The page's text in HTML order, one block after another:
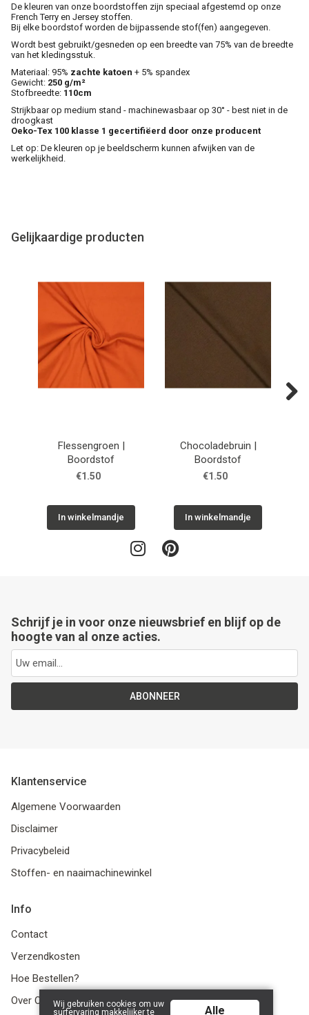
De kleuren van onze boordstoffen zijn speciaal afgestemd op onze
French Terry en Jersey stoffen.
Bij elke boordstof worden de bijpassende stof(fen) aangegeven.
Wordt best gebruikt/gesneden op een breedte van 75% van de breedte
van het kledingsstuk.
Materiaal: 95% zachte katoen + 5% spandex
Gewicht: 250 g/m²
Stofbreedte: 110cm
Strijkbaar op medium stand - machinewasbaar op 30° - best niet in de
droogkast
Oeko-Tex 100 klasse 1 gecertifiëerd door onze producent
Let op: De kleuren op je beeldscherm kunnen afwijken van de
werkelijkheid.
Gelijkaardige producten
Flessengroen |
Boordstof
€1.50
In winkelmandje
Chocoladebruin |
Boordstof
€1.50
In winkelmandje
Schrijf je in voor onze nieuwsbrief en blijf op de
hoogte van al onze acties.
ABONNEER
Klantenservice
Algemene Voorwaarden
Disclaimer
Privacybeleid
Stoffen- en naaimachinewinkel
Info
Contact
Verzendkosten
Hoe Bestellen?
Over Ons
Wij gebruiken cookies om uw
surfervaring makkelijker te
Alle